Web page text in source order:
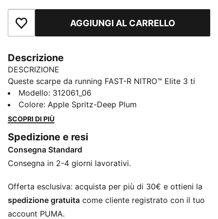
Aggiungi ai PreferitiAGGIUNGI AL CARRELLO
Descrizione
DESCRIZIONE
Queste scarpe da running FAST-R NITRO™ Elite 3 ti
aiuteranno a spingere il ritmo durante le competizioni.
Sono dotate di propulsione in fibra di carbonio, una
tomaia leggera con una sensazione morbida e una
CARATTERISTICHE + VANTAGGI
PWRPLATE: Piastra in fibra di carbonio progettata per
stabilizzare l'intersuola e massimizzare il trasferimento
NITROFOAM™ Elite: Tecnologia in schiuma
estremamente leggera e dalle elevate prestazioni per
la massima reattività
Modello: 312061_06
Colore: Apple Spritz-Deep Plum
SCOPRI DI PIÙ
Spedizione e resi
Consegna Standard
Consegna in 2-4 giorni lavorativi.
Offerta esclusiva: acquista per più di 30€ e ottieni la
spedizione gratuita come cliente registrato con il tuo
account PUMA.